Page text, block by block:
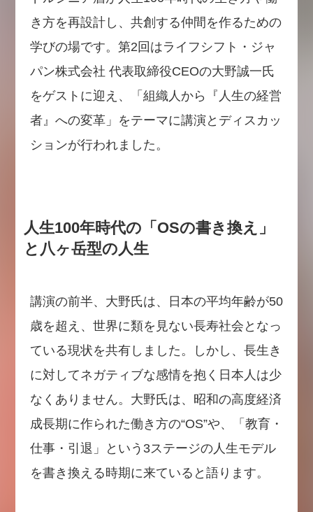
き方を再設計し、共創する仲間を作るための
学びの場です。第2回はライフシフト・ジャ
パン株式会社 代表取締役CEOの大野誠一氏
をゲストに迎え、「組織人から『人生の経営
者』への変革」をテーマに講演とディスカッ
ションが行われました。
人生100年時代の「OSの書き換え」
と八ヶ岳型の人生
講演の前半、大野氏は、日本の平均年齢が50
歳を超え、世界に類を見ない長寿社会となっ
ている現状を共有しました。しかし、長生き
に対してネガティブな感情を抱く日本人は少
なくありません。大野氏は、昭和の高度経済
成長期に作られた働き方の“OS”や、「教育・
仕事・引退」という3ステージの人生モデル
を書き換える時期に来ていると語ります。